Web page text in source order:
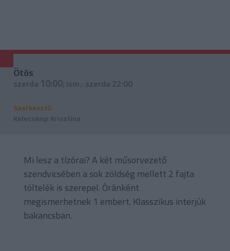
Ötös
Szerkesztő:
Mi lesz a tízórai? A két műsorvezető
szendvicsében a sok zöldség mellett 2 fajta
töltelék is szerepel. Óránként
megismerhetnek 1 embert. Klasszikus interjúk
bakancsban.